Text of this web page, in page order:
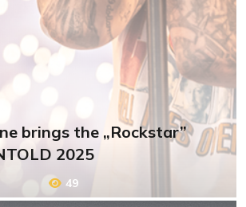
brings the „Rockstar”
2025
49